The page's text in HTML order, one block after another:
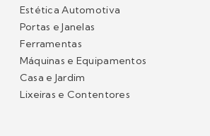
Estética Automotiva
Portas e Janelas
Ferramentas
Máquinas e Equipamentos
Casa e Jardim
Lixeiras e Contentores